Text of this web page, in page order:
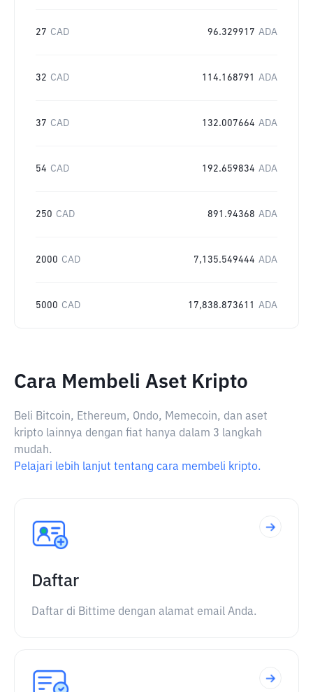
27 CAD 96.329917 ADA
32 CAD 114.168791 ADA
37 CAD 132.007664 ADA
54 CAD 192.659834 ADA
250 CAD 891.94368 ADA
2000 CAD 7,135.549444 ADA
5000 CAD 17,838.873611 ADA
Cara Membeli Aset Kripto
Beli Bitcoin, Ethereum, Ondo, Memecoin, dan aset
kripto lainnya dengan fiat hanya dalam 3 langkah
mudah.
Pelajari lebih lanjut tentang cara membeli kripto.
Daftar
Daftar di Bittime dengan alamat email Anda.